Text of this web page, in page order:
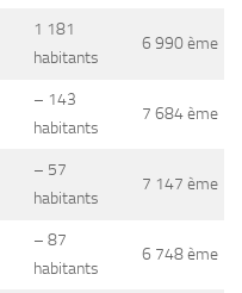
1 181
habitants
6 990 ème
– 143
habitants
7 684 ème
– 57
habitants
7 147 ème
– 87
habitants
6 748 ème